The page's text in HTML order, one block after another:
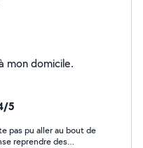
mon domicile.
5
pas pu aller au bout de
reprendre des